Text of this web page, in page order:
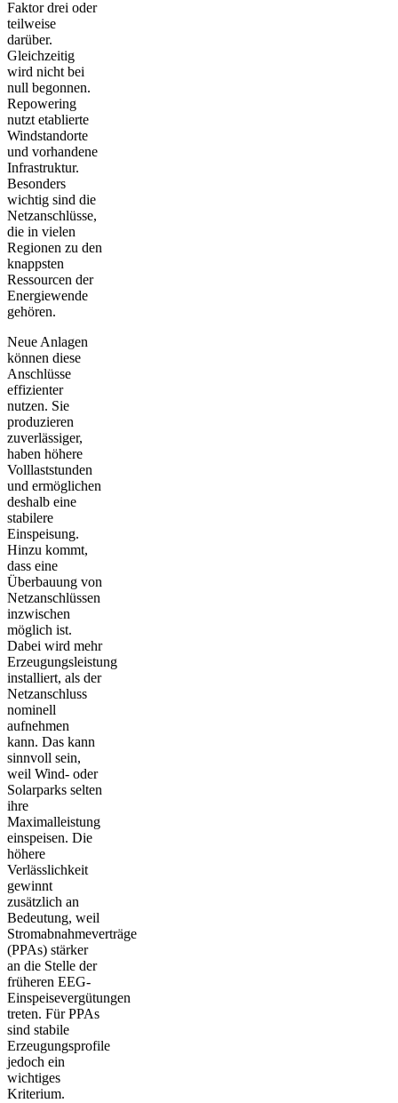
Faktor drei oder
teilweise
darüber.
Gleichzeitig
wird nicht bei
null begonnen.
Repowering
nutzt etablierte
Windstandorte
und vorhandene
Infrastruktur.
Besonders
wichtig sind die
Netzanschlüsse,
die in vielen
Regionen zu den
knappsten
Ressourcen der
Energiewende
gehören.
Neue Anlagen
können diese
Anschlüsse
effizienter
nutzen. Sie
produzieren
zuverlässiger,
haben höhere
Volllaststunden
und ermöglichen
deshalb eine
stabilere
Einspeisung.
Hinzu kommt,
dass eine
Überbauung von
Netzanschlüssen
inzwischen
möglich ist.
Dabei wird mehr
Erzeugungsleistung
installiert, als der
Netzanschluss
nominell
aufnehmen
kann. Das kann
sinnvoll sein,
weil Wind- oder
Solarparks selten
ihre
Maximalleistung
einspeisen. Die
höhere
Verlässlichkeit
gewinnt
zusätzlich an
Bedeutung, weil
Stromabnahmeverträge
(PPAs) stärker
an die Stelle der
früheren EEG-
Einspeisevergütungen
treten. Für PPAs
sind stabile
Erzeugungsprofile
jedoch ein
wichtiges
Kriterium.